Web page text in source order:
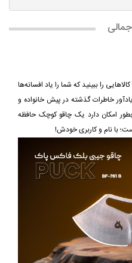
را ببینید که شما را یاد افسانه‌ها
خاطرات گذشته در پیش خانواده و
امکان دارد یک چاقو کوچک حافظه
با نام و کاربری خودش!